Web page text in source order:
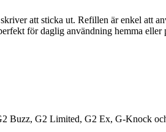
att sticka ut. Refillen är enkel att
för daglig användning hemma
Buzz, G2 Limited, G2 Ex, G-Knock